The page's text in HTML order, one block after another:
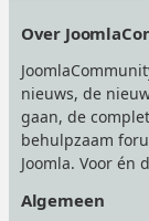
Over
nieuws, de
gaan, de
behulpzaam
Joomla. Voor én
Algemeen